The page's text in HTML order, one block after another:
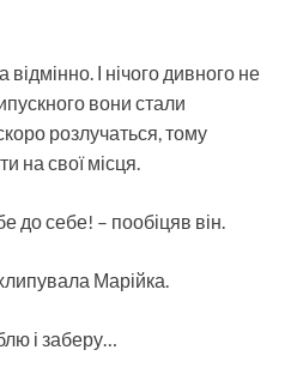
відмінно. І нічого дивного не
вони стали
розлучаться, тому
на свої місця.
до себе! – пообіцяв він.
Марійка.
і заберу…